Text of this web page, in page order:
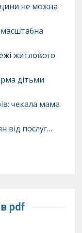
не можна
житлового
дітьми
чекала мама
від послуг…
pdf